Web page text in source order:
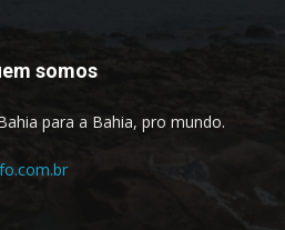
somos
para a Bahia, pro mundo.